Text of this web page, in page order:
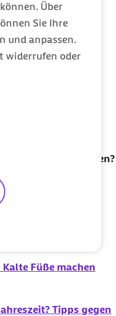
Über
Sie Ihre
und anpassen.
widerrufen oder
sich mit den
Wo
Abwehr
ist, dass sich
einfacher
so Petzold.
ihre Füße schön
Erkältung
regelmäßig erhalten?
Füße machen
Tipps gegen